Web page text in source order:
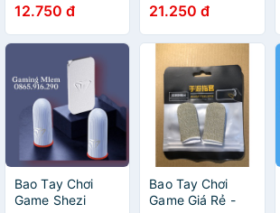
Chơi Game Shezi
CánhBướm ,
Memo, Blue Fire,
Logo Dập Nổi +
Hộp Thiếc Cao
Cấp
12.750 đ
Bao Tay Garena
Logo Trắng Nổi
Bật - Chống Mồ
Hôi Tay Chống
Rít Màn Hình
21.250 đ
Bao Tay Chơi
Game Shezi
Bao Tay Chơi
Game Giá Rẻ -